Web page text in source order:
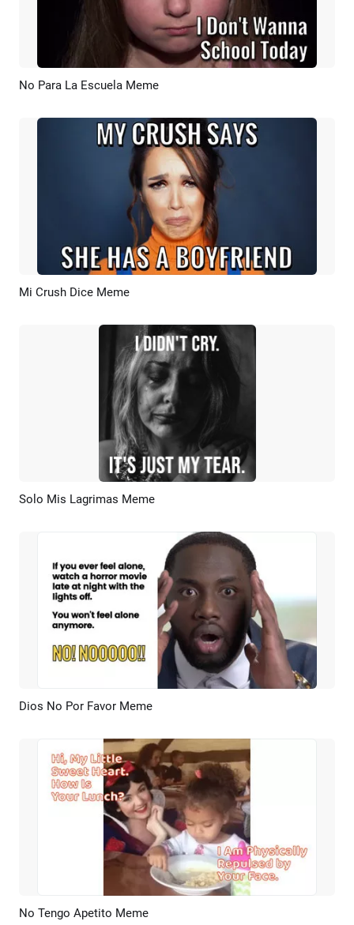
Previsualizar
No Para La Escuela Meme
Previsualizar
Mi Crush Dice Meme
Previsualizar
Solo Mis Lagrimas Meme
Previsualizar
Dios No Por Favor Meme
Previsualizar
No Tengo Apetito Meme